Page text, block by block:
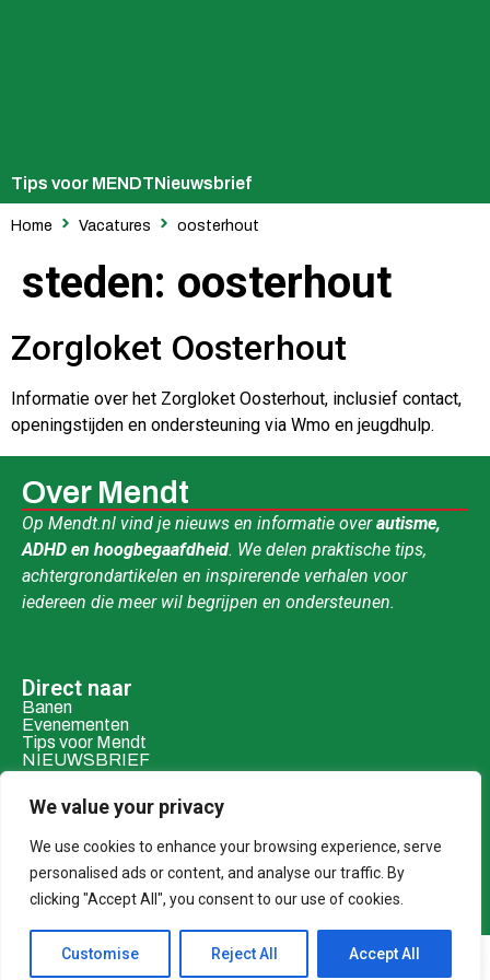
We value your privacy
We use cookies to enhance your browsing experience, serve
personalised ads or content, and analyse our traffic. By
clicking "Accept All", you consent to our use of cookies.
Customise Reject All Accept All
Tips voor MENDTNieuwsbrief
Home Vacatures oosterhout
steden: oosterhout
Zorgloket Oosterhout
Informatie over het Zorgloket Oosterhout, inclusief contact,
openingstijden en ondersteuning via Wmo en jeugdhulp.
Over Mendt
Op Mendt.nl vind je nieuws en informatie overautisme,
ADHD en hoogbegaafdheid. We delen praktische tips,
achtergrondartikelen en inspirerende verhalen voor
iedereen die meer wil begrijpen en ondersteunen.
Direct naar
Banen
Evenementen
Tips voor Mendt
NIEUWSBRIEF
Contact & social
Over ons
Adverteren
Donaties